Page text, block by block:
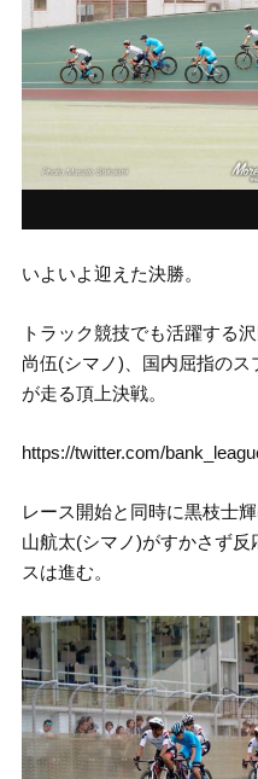
いよいよ迎えた決勝。
トラック競技でも活躍する
尚伍(シマノ)、国内屈指の
が走る頂上決戦。
https://twitter.com/
レース開始と同時に黒枝士
山航太(シマノ)がすかさず
スは進む。